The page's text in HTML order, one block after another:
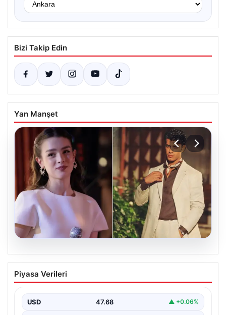
Bizi Takip Edin
Yan Manşet
‘Yeraltı’ dizisinde şok olay! Babası suç
duyurusunda bulundu: ‘Kızımla reşit
Piyasa Verileri
USD 47.68 ▲ +0.06%